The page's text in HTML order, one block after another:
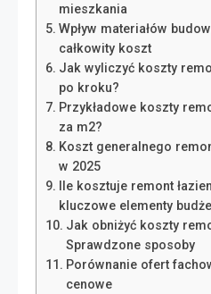
mieszkania
Wpływ materiałów
całkowity koszt
Jak wyliczyć koszty
po kroku?
Przykładowe koszty
za m2?
Koszt generalnego
w 2025
Ile kosztuje remont
kluczowe elementy
Jak obniżyć koszty
Sprawdzone sposoby
Porównanie ofert
cenowe